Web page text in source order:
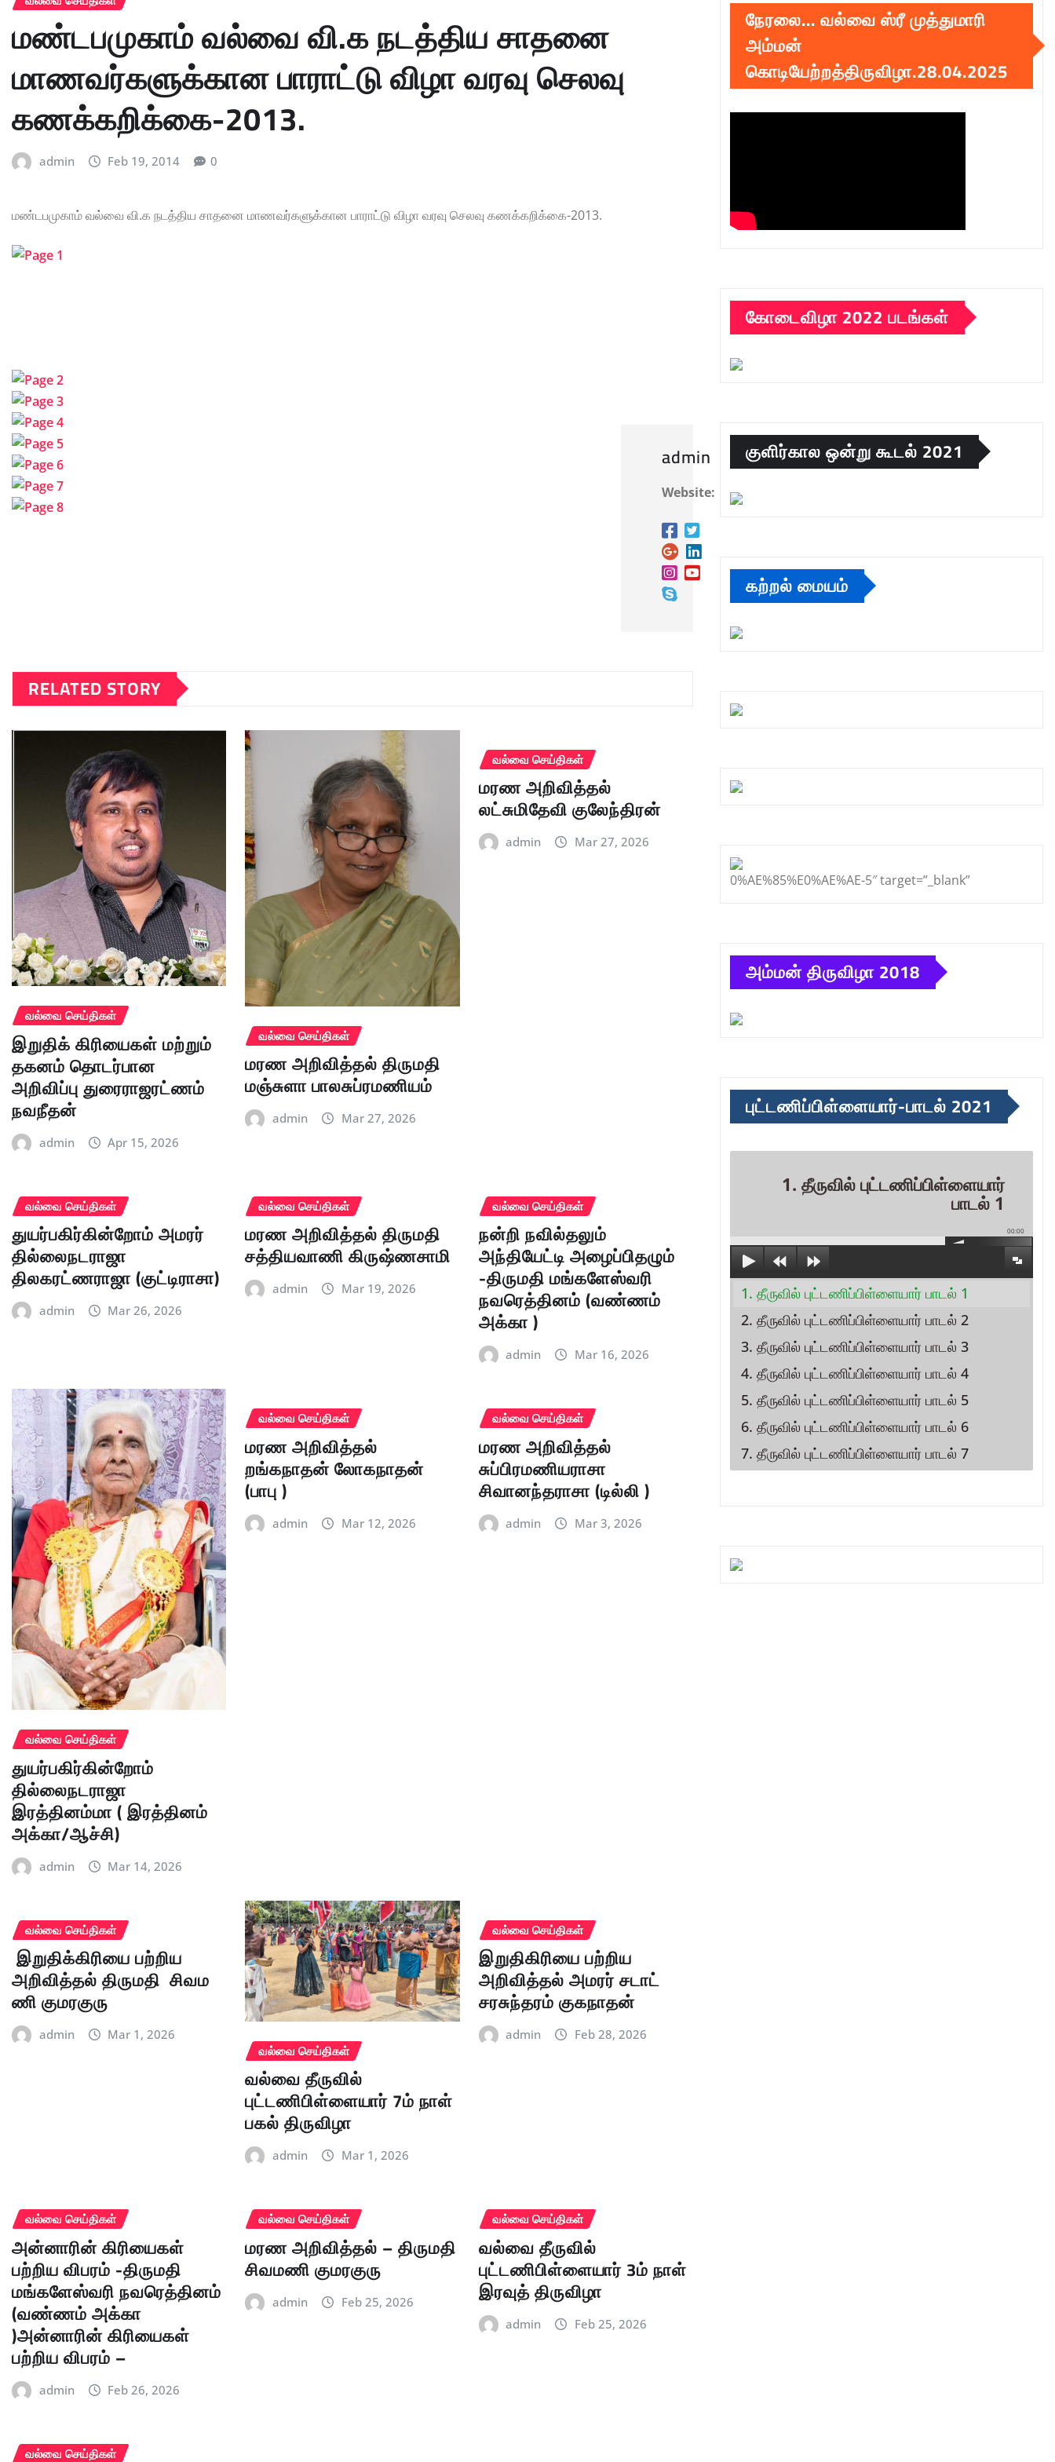
மண்டபமுகாம் வல்வை வி.க நடத்திய சாதனை
மாணவர்களுக்கான பாராட்டு விழா வரவு செலவு
கணக்கறிக்கை-2013.
admin Feb 19, 2014 0
மண்டபமுகாம் வல்வை வி.க நடத்திய சாதனை மாணவர்களுக்கான பாராட்டு விழா வரவு செலவு கணக்கறிக்கை-2013.
admin
Website:
RELATED STORY
வல்வை செய்திகள்
இறுதிக் கிரியைகள் மற்றும்
தகனம் தொடர்பான
அறிவிப்பு துரைராஜரட்ணம்
நவநீதன்
admin Apr 15, 2026
வல்வை செய்திகள்
மரண அறிவித்தல் திருமதி
மஞ்சுளா பாலசுப்ரமணியம்
admin Mar 27, 2026
வல்வை செய்திகள்
மரண அறிவித்தல்
லட்சுமிதேவி குலேந்திரன்
admin Mar 27, 2026
வல்வை செய்திகள்
துயர்பகிர்கின்றோம் அமரர்
தில்லைநடராஜா
திலகரட்ணராஜா (குட்டிராசா)
admin Mar 26, 2026
வல்வை செய்திகள்
மரண அறிவித்தல் திருமதி
சத்தியவாணி கிருஷ்ணசாமி
admin Mar 19, 2026
வல்வை செய்திகள்
நன்றி நவில்தலும்
அந்தியேட்டி அழைப்பிதழும்
-திருமதி மங்களேஸ்வரி
நவரெத்தினம் (வண்ணம்
அக்கா )
admin Mar 16, 2026
வல்வை செய்திகள்
துயர்பகிர்கின்றோம்
தில்லைநடராஜா
இரத்தினம்மா ( இரத்தினம்
அக்கா/ஆச்சி)
admin Mar 14, 2026
வல்வை செய்திகள்
மரண அறிவித்தல்
றங்கநாதன் லோகநாதன்
(பாபு )
admin Mar 12, 2026
வல்வை செய்திகள்
மரண அறிவித்தல்
சுப்பிரமணியராசா
சிவானந்தராசா (டில்லி )
admin Mar 3, 2026
வல்வை செய்திகள்
இறுதிக்கிரியை பற்றிய
அறிவித்தல் திருமதி சிவம
ணி குமரகுரு
admin
Mar 1, 2026
வல்வை செய்திகள்
வல்வை தீருவில்
புட்டணிபிள்ளையார் 7ம் நாள்
பகல் திருவிழா
admin Mar 1, 2026
வல்வை செய்திகள்
இறுதிகிரியை பற்றிய
அறிவித்தல் அமரர் சடாட்
சரசுந்தரம் குகநாதன்
admin Feb 28, 2026
வல்வை செய்திகள்
அன்னாரின் கிரியைகள்
பற்றிய விபரம் -திருமதி
மங்களேஸ்வரி நவரெத்தினம்
(வண்ணம் அக்கா
)அன்னாரின் கிரியைகள்
பற்றிய விபரம் –
admin Feb 26, 2026
வல்வை செய்திகள்
மரண அறிவித்தல் – திருமதி
சிவமணி குமரகுரு
admin Feb 25, 2026
வல்வை செய்திகள்
வல்வை தீருவில்
புட்டணிபிள்ளையார் 3ம் நாள்
இரவுத் திருவிழா
admin Feb 25, 2026
வல்வை செய்திகள்
நேரலை… வல்வை ஸ்ரீ முத்துமாரி
அம்மன்
கொடியேற்றத்திருவிழா.28.04.2025
கோடைவிழா 2022 படங்கள்
குளிர்கால ஒன்று கூடல் 2021
கற்றல் மையம்
0%AE%85%E0%AE%AE-5″ target=”_blank”
அம்மன் திருவிழா 2018
புட்டணிப்பிள்ளையார்-பாடல் 2021
1. தீருவில் புட்டணிப்பிள்ளையார்
பாடல் 1
00:00
1. தீருவில் புட்டணிப்பிள்ளையார் பாடல் 1
2. தீருவில் புட்டணிப்பிள்ளையார் பாடல் 2
3. தீருவில் புட்டணிப்பிள்ளையார் பாடல் 3
4. தீருவில் புட்டணிப்பிள்ளையார் பாடல் 4
5. தீருவில் புட்டணிப்பிள்ளையார் பாடல் 5
6. தீருவில் புட்டணிப்பிள்ளையார் பாடல் 6
7. தீருவில் புட்டணிப்பிள்ளையார் பாடல் 7